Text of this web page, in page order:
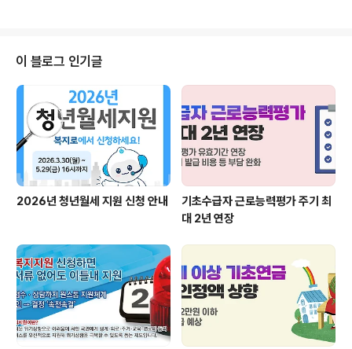
’20,3), 신혼부부·청년 주거지원 방안(’18.7) 등 지속적인
주거복지 향상을 위해 노력한 결과, 국민 주거의 질적 측면
이 개선되는 성과가 있었습니다. ㅇ 최저주거기준 미달가
구의 비중이 ’19년 5.3%에서 ‘20년 4.6%로 감소하고, 1
인당 주거면적은 ’19년 ..
이 블로그 인기글
2026년 청년월세 지원 신청 안내
기초수급자 근로능력평가 주기 최
대 2년 연장